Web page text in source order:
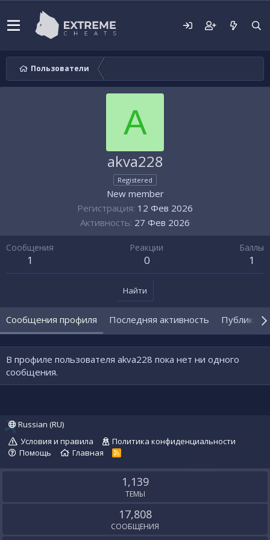
Пользователи
A
akva228
Registered
New member
Регистрация 12 Фев 2026
Активность 27 Фев 2026
Сообщения
1
Реакции
0
Баллы
1
Найти
Сообщения профиля Последняя активность
В профиле пользователя akva228 пока нет ни одного
сообщения.
Russian (RU)
Условия и правила
Политика конфиденциальности
Помощь
Главная
R
S
1,139
ТЕМЫ
17,808
СООБЩЕНИЯ